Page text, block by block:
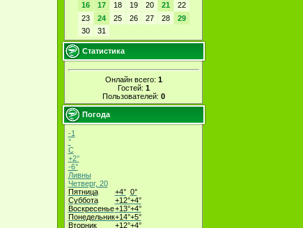
16
17 18 19 20 21
22
23
24 25 26 27 28
29
30
31
Статистика
Онлайн всего: 1
Гостей: 1
Пользователей: 0
Погода
-1
°
C
+2°
-6°
Ливны
Четверг, 20
Пятница
+4° 0°
Суббота
+12°+4°
Воскресенье+13°+4°
Понедельник+14°+5°
Вторник
+12°+4°